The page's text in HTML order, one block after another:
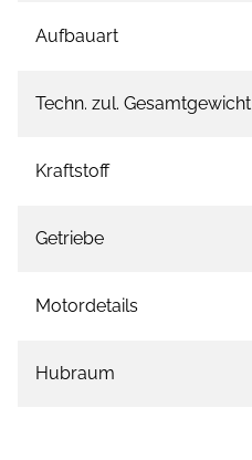
Aufbauart
Techn. zul. Gesamtgewicht
Kraftstoff
Getriebe
Motordetails
Hubraum